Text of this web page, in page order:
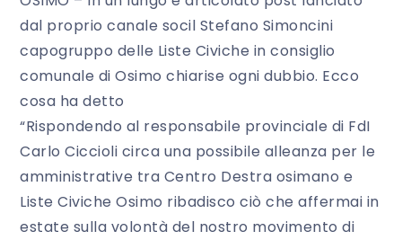
dal proprio canale socil Stefano Simoncini
capogruppo delle Liste Civiche in consiglio
comunale di Osimo chiarise ogni dubbio. Ecco
cosa ha detto
“Rispondendo al responsabile provinciale di FdI
Carlo Ciccioli circa una possibile alleanza per le
amministrative tra Centro Destra osimano e
Liste Civiche Osimo ribadisco ciò che affermai in
estate sulla volontà del nostro movimento di